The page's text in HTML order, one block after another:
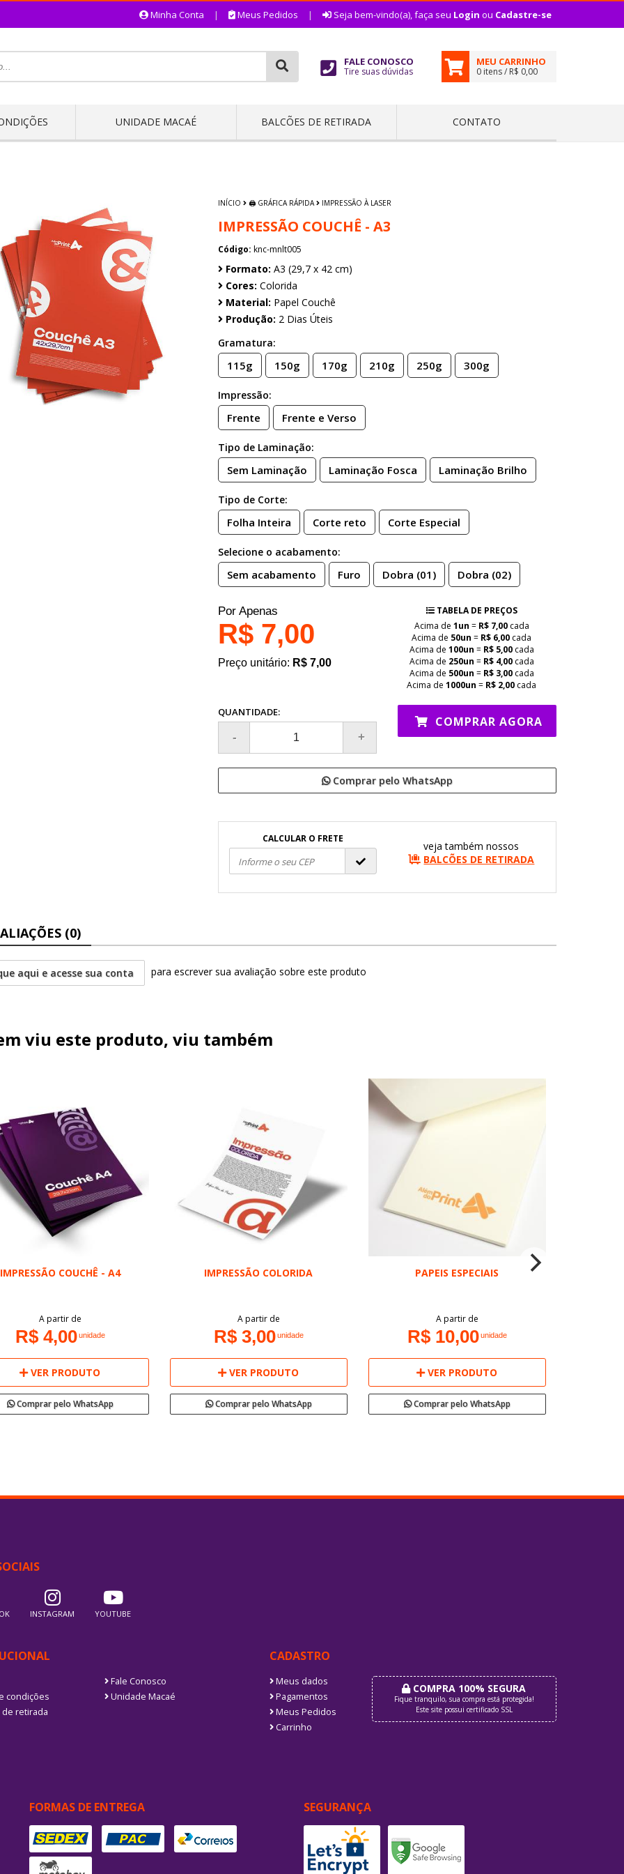
Minha Conta | Meus Pedidos | Seja bem-vindo(a), faça seu Login ou Cadastre-se
FALE CONOSCO
Tire suas dúvidas
MEU CARRINHO
0 itens / R$ 0,00
UNIDADE MACAÉ BALCÕES DE RETIRADA CONTATO
INÍCIO 🖨️ GRÁFICA RÁPIDA IMPRESSÃO À LASER
IMPRESSÃO COUCHÊ - A3
Código: knc-mnlt005
Formato: A3 (29,7 x 42 cm)
Cores: Colorida
Material: Papel Couchê
Produção: 2 Dias Úteis
Gramatura:
115g 150g 170g 210g 250g 300g
Impressão:
Frente Frente e Verso
Tipo de Laminação:
Sem Laminação Laminação Fosca Laminação Brilho
Tipo de Corte:
Folha Inteira Corte reto Corte Especial
Selecione o acabamento:
Sem acabamento Furo Dobra (01) Dobra (02)
Por Apenas
R$ 7,00
Preço unitário: R$ 7,00
TABELA DE PREÇOS
Acima de 1un = R$ 7,00 cada
Acima de 50un = R$ 6,00 cada
Acima de 100un = R$ 5,00 cada
Acima de 250un = R$ 4,00 cada
Acima de 500un = R$ 3,00 cada
Acima de1000un = R$ 2,00 cada
QUANTIDADE:
COMPRAR AGORA
Comprar pelo WhatsApp
CALCULAR O FRETE
veja também nossos
BALCÕES DE RETIRADA
(0)
aqui e acesse sua conta para escrever sua avaliação sobre este produto
viu este produto, viu também
IMPRESSÃO COUCHÊ - A4
A partir de
R$ 4,00unidade
VER PRODUTO
Comprar pelo WhatsApp
IMPRESSÃO COLORIDA
A partir de
R$ 3,00unidade
VER PRODUTO
Comprar pelo WhatsApp
PAPEIS ESPECIAIS
A partir de
R$ 10,00unidade
VER PRODUTO
Comprar pelo WhatsApp
INSTAGRAM YOUTUBE
Fale Conosco
condições
Unidade Macaé
retirada
CADASTRO
Meus dados
Pagamentos
Meus Pedidos
Carrinho
COMPRA 100% SEGURA
Fique tranquilo, sua compra está protegida!
Este site possui certificado SSL
FORMAS DE ENTREGA SEGURANÇA